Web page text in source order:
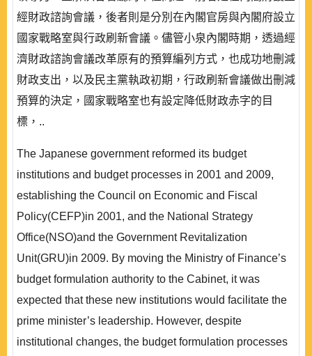
經財政諮詢會議，後者則是分別在內閣官房與內閣府設立
國家戰略室與行政刷新會議。儘管小泉內閣時期，透過經
濟財政諮詢會議改革原有的預算編列方式，也成功地刪減
財政支出，以及民主黨執政初期，行政刷新會議做出刪減
預算的決定，國家戰略室也有設定降低財政赤字的目
標，..
The Japanese government reformed its budget
institutions and budget processes in 2001 and 2009,
establishing the Council on Economic and Fiscal
Policy(CEFP)in 2001, and the National Strategy
Office(NSO)and the Government Revitalization
Unit(GRU)in 2009. By moving the Ministry of Finance’s
budget formulation authority to the Cabinet, it was
expected that these new institutions would facilitate the
prime minister’s leadership. However, despite
institutional changes, the budget formulation processes